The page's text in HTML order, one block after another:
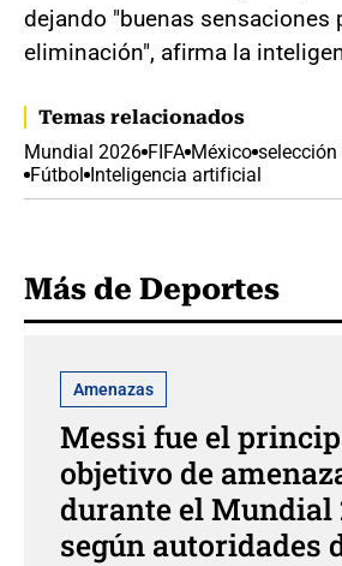
dejando "buenas sensaciones
eliminación", afirma la
Temas relacionados
Mundial 2026 FIFA México selección
Fútbol Inteligencia artificial
Más de Deportes
Amenazas
Messi fue el
objetivo de
durante el Mundial
según autoridades